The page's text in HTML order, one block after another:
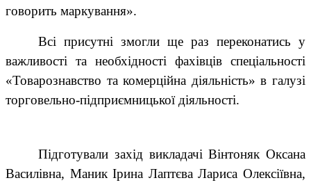
говорить маркування».
Всі присутні змогли ще раз переконатись у
важливості та необхідності фахівців спеціальності
«Товарознавство та комерційна діяльність» в галузі
торговельно-підприємницької діяльності.
Підготували захід викладачі Вінтоняк Оксана
Василівна, Маник Ірина Лаптєва Лариса Олексіївна,